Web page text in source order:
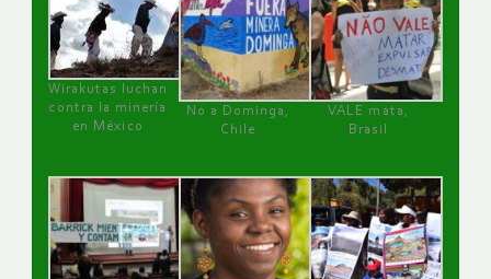
Wirakutas luchan
contra la minería
en México
No a Dominga,
Chile
VALE mata,
Brasil